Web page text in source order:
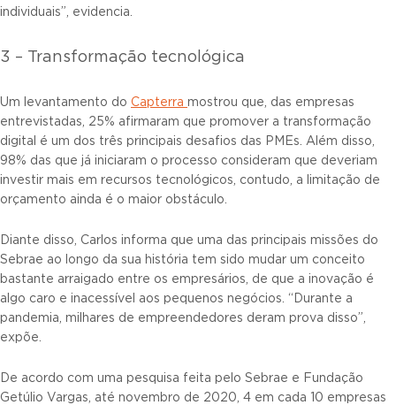
individuais”, evidencia.
3 – Transformação tecnológica
Um levantamento do Capterra mostrou que, das empresas
entrevistadas, 25% afirmaram que promover a transformação
digital é um dos três principais desafios das PMEs. Além disso,
98% das que já iniciaram o processo consideram que deveriam
investir mais em recursos tecnológicos, contudo, a limitação de
orçamento ainda é o maior obstáculo.
Diante disso, Carlos informa que uma das principais missões do
Sebrae ao longo da sua história tem sido mudar um conceito
bastante arraigado entre os empresários, de que a inovação é
algo caro e inacessível aos pequenos negócios. “Durante a
pandemia, milhares de empreendedores deram prova disso”,
expõe.
De acordo com uma pesquisa feita pelo Sebrae e Fundação
Getúlio Vargas, até novembro de 2020, 4 em cada 10 empresas